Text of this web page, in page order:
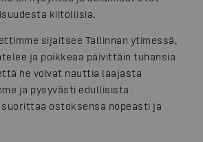
kiitollisia.
sijaitsee Tallinnan ytimessä,
ja poikkeaa päivittäin tuhansia
he voivat nauttia laajasta
ja pysyvästi edullisista
suorittaa ostoksensa nopeasti ja